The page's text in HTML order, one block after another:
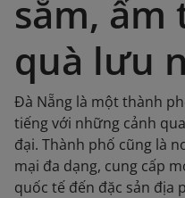
sắm, ẩm
quà lưu
Đà Nẵng là một thành
tiếng với những cảnh
đại. Thành phố cũng là
mại đa dạng, cung cấp
quốc tế đến đặc sản địa